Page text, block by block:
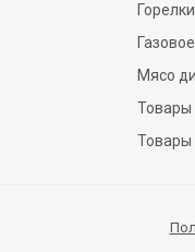
Мясо
Товары
Товары